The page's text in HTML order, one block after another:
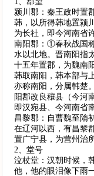
颍川郡：秦王政时置
韩，以所得韩地置颍
为长社，即今河南省
南阳郡：①春秋战国
水以北地。晋南阳指
十五年置郡，为魏南
韩取南阳，韩本部与
亦称南阳，分属韩楚
阳郡改良穰县（今河
即汉宛县、今河南省
昌黎郡：自曹魏至隋
在辽河以西，有昌黎
置广宁县，为营州治
2、堂号
泣杖堂：汉朝时候，
他，他的眼泪像下雨